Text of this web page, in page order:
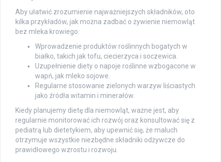
Aby ułatwić zrozumienie najważniejszych składników, oto
kilka przykładów, jak można zadbać o żywienie niemowląt
bez mleka krowiego:
Wprowadzenie produktów roślinnych bogatych w
białko, takich jak tofu, ciecierzyca i soczewica.
Uzupełnienie diety o napoje roślinne wzbogacone w
wapń, jak mleko sojowe.
Regularne stosowanie zielonych warzyw liściastych
jako źródła witamin i minerałów.
Kiedy planujemy dietę dla niemowląt, ważne jest, aby
regularnie monitorować ich rozwój oraz konsultować się z
pediatrą lub dietetykiem, aby upewnić się, że maluch
otrzymuje wszystkie niezbędne składniki odżywcze do
prawidłowego wzrostu i rozwoju.